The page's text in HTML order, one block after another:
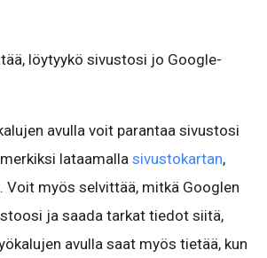
löytyykö sivustosi jo Google-
avulla voit parantaa sivustosi
lataamallasivustokartan,
myös selvittää, mitkä Googlen
ja saada tarkat tiedot siitä,
avulla saat myös tietää, kun